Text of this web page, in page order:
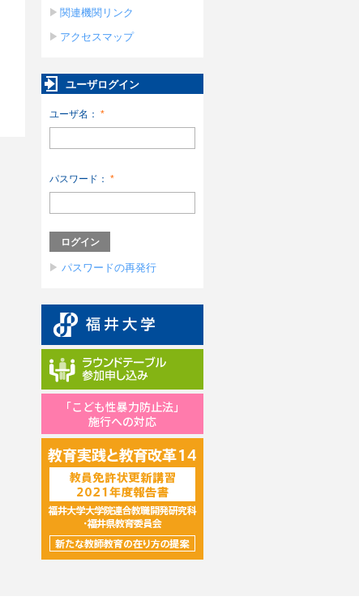
関連機関リンク
アクセスマップ
ユーザログイン
ユーザ名： *
パスワード： *
パスワードの再発行
「こども性暴力防止法」
施行への対応